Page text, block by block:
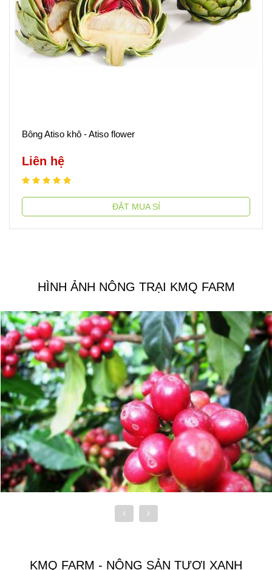
Bông Atiso khô - Atiso flower
Liên hệ
ĐẶT MUA SỈ
HÌNH ẢNH NÔNG TRẠI KMQ FARM
KMQ FARM - NÔNG SẢN TƯƠI XANH